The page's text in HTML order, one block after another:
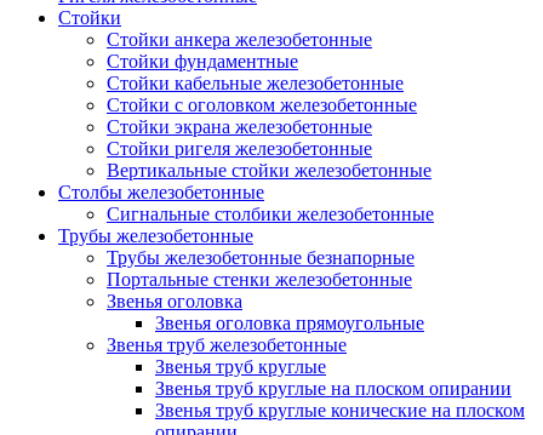
Стойки
Стойки анкера железобетонные
Стойки фундаментные
Стойки кабельные железобетонные
Стойки с оголовком железобетонные
Стойки экрана железобетонные
Стойки ригеля железобетонные
Вертикальные стойки железобетонные
Столбы железобетонные
Сигнальные столбики железобетонные
Трубы железобетонные
Трубы железобетонные безнапорные
Портальные стенки железобетонные
Звенья оголовка
Звенья оголовка прямоугольные
Звенья труб железобетонные
Звенья труб круглые
Звенья труб круглые на плоском опирании
Звенья труб круглые конические на плоском